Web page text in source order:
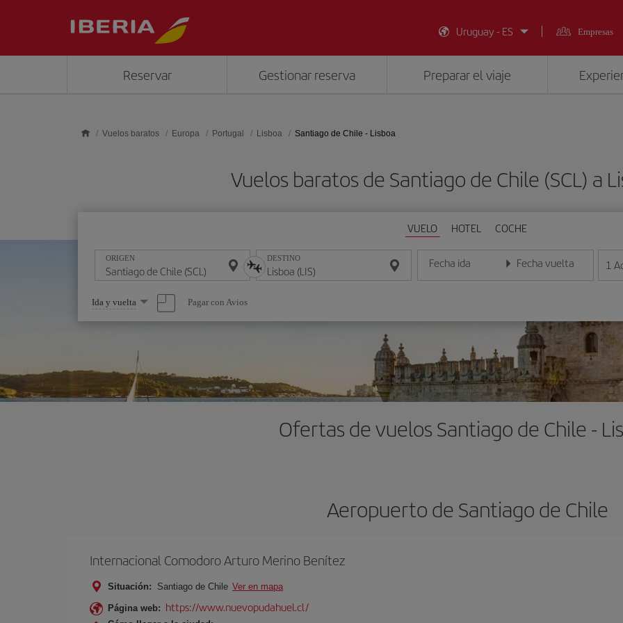
Uruguay - ES
Empresas
Reservar Gestionar reserva Preparar el viaje
Vuelos baratos Europa Portugal Lisboa Santiago de Chile - Lisboa
Vuelos baratos de Santiago de Chile (SCL) a
VUELO HOTEL COCHE
ORIGEN DESTINO Fecha ida
Introduce la fecha en formato día/mes/año
Fecha vuelta
Introduce la fecha en 1
Seleccione
una
opción
Ida y vuelta Pagar con Avios
Ofertas de vuelos Santiago de Chile -
Aeropuerto de Santiago de Chile
Internacional Comodoro Arturo Merino Benítez
Situación: Santiago de Chile Ver en mapa
Página web: https://www.nuevopudahuel.cl/